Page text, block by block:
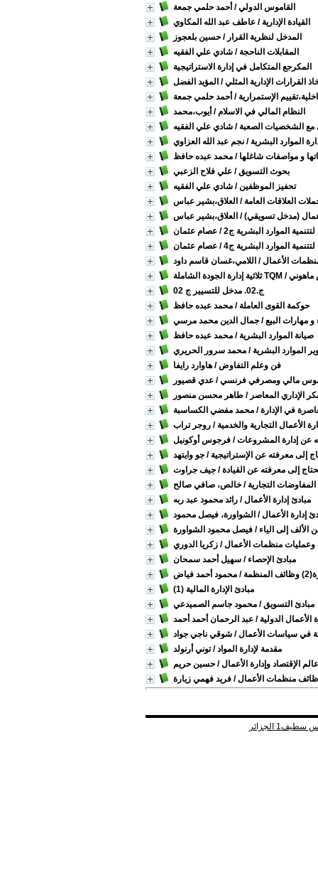
القاموس الدولي/ أحمد حلمي جمعة
القيادة الإدارية / عاطف عبد الله المكاوي
المدخل لنظرية القرار / حسين بلعجوز
المقابلات الناحجة / شادي علي الفقيه
المكرجع المتكامل في إدارة الاستراتيجية
القرارات الإدارية المثلي/ المؤيد الفضل
الإستمرارية / أحمد حلمي جمعة
النظام المالي في الاسلام/ أيوب،محمد
مع الشخصيات الصعبة / شادي علي الفقيه
الموارد البشرية / نجم عبد الله العزاوي
و مواصفات شاغلها / محمد عبده حافظ
بحوث التسويق/ علي فلاح الزعبي
تحفيز الموظفين/ شادي علي الفقيه
العلاقات العامة / العلاق،بشير عباس
(مدخل تسويقي)/ العلاق،بشير عباس
الموارد البشرية ج2
/ عصام عثمان
الموارد البشرية ج4
/ عصام عثمان
الأعمال/ اللامي،غسان قاسم داود
ثلاثية إدارة الجودة الشاملة TQM
ماهوني
ج.02. مدخل للتسيير ج 02
حوكمة القوى العاملة / محمد عبده حافظ
مهارات البيع/ جمال الدين محمد مرسي
صيانة الموارد البشرية / محمد عبده حافظ
الموارد البشرية / محمد سرور الحريري
فن وعلم التفاوض/ هاوارد رايفا
مالي ومصرفي فرنسي/ عدي قصيور
الإداري المعاصر / طاهر محسن منصور
في الإدارة/ محمد مفضي الكساسبة
الأعمال التجارية والخدمية / روجر تراب
عن إدارة المشروعات/ فرجوس أوكونيل
إلى معرفته عن الإستراتيجية / جو وايتهد
إلى معرفته عن القيادة/ جيف جراوت
المفاوضات التجارية / خالص، صافي صالح
مبادئ إدارة الأعمال/ رائد محمود عبد ربه
إدارة الأعمال/ الشواورة، فيصل محمود
الألف إلى الياء / فيصل محمود الشواورة
وعمليات منظمات الأعمال/ زكريا الدوري
مبادئ الإحصاء / سهيل أحمد سمحان
/ محمود أحمد فياض
مبادئ الإدارة المالية (1)
مبادئ التسويق/ محمود جاسم الصميدعي
الأعمال الدولية / عبد الرحمان أحمد أحمد
في سياسات الأعمال/ شوقي ناجي جواد
مقدمة لإدارة المواد/ توني أرنولد
الإقتصاد وإدارة الأعمال/ حسين حريم
منظمات الأعمال/ فريد فهمي زيارة